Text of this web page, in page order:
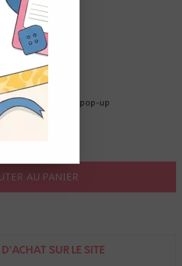
pour vos cartes pop-up
AU PANIER
SUR LE SITE